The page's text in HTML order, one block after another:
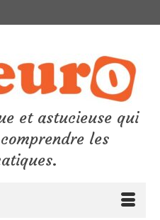
et astucieuse qui
les